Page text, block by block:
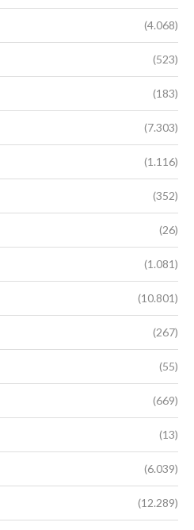
(4.068)
(523)
(183)
(7.303)
(1.116)
(352)
(26)
(1.081)
(10.801)
(267)
(55)
(669)
(13)
(6.039)
(12.289)